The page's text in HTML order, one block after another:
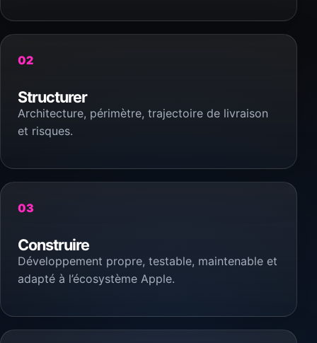
02
Structurer
Architecture, périmètre, trajectoire de livraison
et risques.
03
Construire
Développement propre, testable, maintenable et
adapté à l’écosystème Apple.